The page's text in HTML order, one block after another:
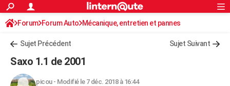
ACTUALITÉS
Politique
Société
Faits Divers
Education
Monde
Villes
+
FINANCE
Rechercher
S'inscrire
Connexion
Forum Forum Auto Mécanique, entretien et pannes
Sujet Précédent Sujet Suivant
Saxo 1.1 de 2001
picou- Modifié le 7 déc. 2018 à 16:44